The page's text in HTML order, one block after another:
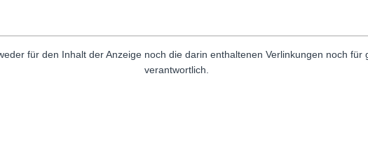
für den Inhalt der Anzeige noch die darin enthaltenen Verlinkungen noch für
verantwortlich.